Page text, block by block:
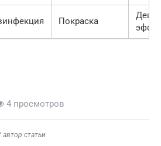
Покраска
4 просмотров
автор статьи